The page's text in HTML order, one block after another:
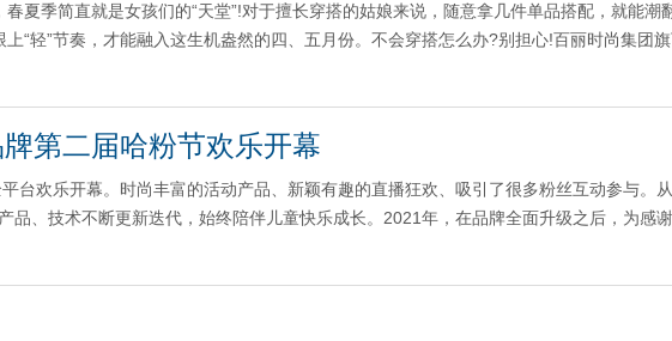
夏季简直就是女孩们的“天堂”!对于擅长穿搭的姑娘来说，随意拿几件单品搭配，就能潮
“轻”节奏，才能融入这生机盎然的四、五月份。不会穿搭怎么办?别担心!百丽时尚集团
第二届哈粉节欢乐开幕
台欢乐开幕。时尚丰富的活动产品、新颖有趣的直播狂欢、吸引了很多粉丝互动参与。
品、技术不断更新迭代，始终陪伴儿童快乐成长。2021年，在品牌全面升级之后，为感